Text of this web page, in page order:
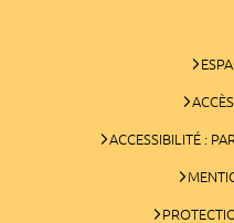
ACCESSIBILITÉ :